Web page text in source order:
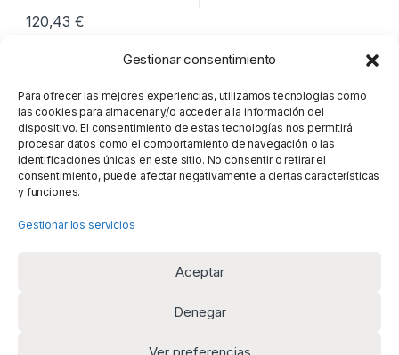
Gestionar consentimiento
Para ofrecer las mejores experiencias, utilizamos tecnologías como
las cookies para almacenar y/o acceder a la información del
dispositivo. El consentimiento de estas tecnologías nos permitirá
procesar datos como el comportamiento de navegación o las
identificaciones únicas en este sitio. No consentir o retirar el
consentimiento, puede afectar negativamente a ciertas características
y funciones.
Gestionar los servicios
Aceptar
Denegar
Ver preferencias
120,43€
Mostrando el único resultado